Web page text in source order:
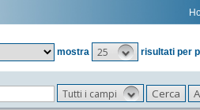
mostra
25 risultati per
Tutti i campi